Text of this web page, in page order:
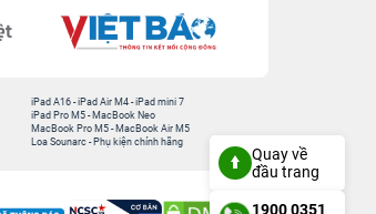
iPad A16 -iPad Air M4 -iPad mini 7
iPad Pro M5 - MacBook Neo
MacBook Pro M5 - MacBook Air M5
Loa Sounarc - Phụ kiện chính hãng
Quay về
đầu trang
1900 0351